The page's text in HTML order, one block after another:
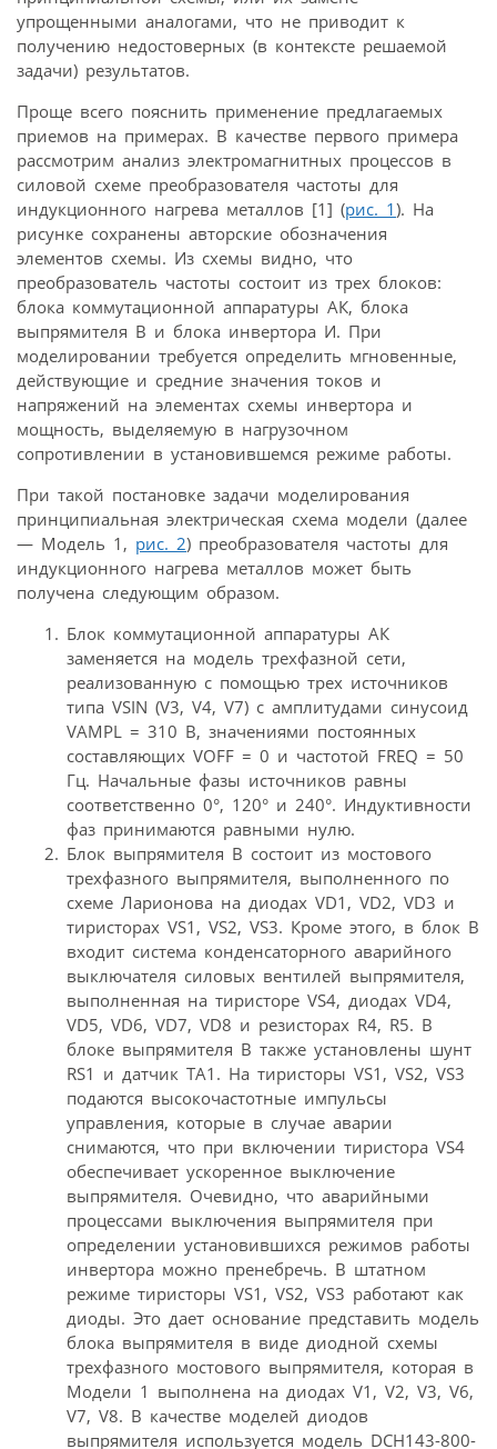
упрощенными аналогами, что не приводит к
получению недостоверных (в контексте решаемой
задачи) результатов.
Проще всего пояснить применение предлагаемых
приемов на примерах. В качестве первого примера
рассмотрим анализ электромагнитных процессов в
силовой схеме преобразователя частоты для
индукционного нагрева металлов [1] (рис. 1). На
рисунке сохранены авторские обозначения
элементов схемы. Из схемы видно, что
преобразователь частоты состоит из трех блоков:
блока коммутационной аппаратуры АК, блока
выпрямителя В и блока инвертора И. При
моделировании требуется определить мгновенные,
действующие и средние значения токов и
напряжений на элементах схемы инвертора и
мощность, выделяемую в нагрузочном
сопротивлении в установившемся режиме работы.
При такой постановке задачи моделирования
принципиальная электрическая схема модели (далее
— Модель 1, рис. 2) преобразователя частоты для
индукционного нагрева металлов может быть
получена следующим образом.
Блок коммутационной аппаратуры АК
заменяется на модель трехфазной сети,
реализованную с помощью трех источников
типа VSIN (V3, V4, V7) с амплитудами синусоид
VAMPL = 310 В, значениями постоянных
составляющих VOFF = 0 и частотой FREQ = 50
Гц. Начальные фазы источников равны
соответственно 0°, 120° и 240°. Индуктивности
фаз принимаются равными нулю.
Блок выпрямителя В состоит из мостового
трехфазного выпрямителя, выполненного по
схеме Ларионова на диодах VD1, VD2, VD3 и
тиристорах VS1, VS2, VS3. Кроме этого, в блок В
входит система конденсаторного аварийного
выключателя силовых вентилей выпрямителя,
выполненная на тиристоре VS4, диодах VD4,
VD5, VD6, VD7, VD8 и резисторах R4, R5. В
блоке выпрямителя В также установлены шунт
RS1 и датчик ТА1. На тиристоры VS1, VS2, VS3
подаются высокочастотные импульсы
управления, которые в случае аварии
снимаются, что при включении тиристора VS4
обеспечивает ускоренное выключение
выпрямителя. Очевидно, что аварийными
процессами выключения выпрямителя при
определении установившихся режимов работы
инвертора можно пренебречь. В штатном
режиме тиристоры VS1, VS2, VS3 работают как
диоды. Это дает основание представить модель
блока выпрямителя в виде диодной схемы
трехфазного мостового выпрямителя, которая в
Модели 1 выполнена на диодах V1, V2, V3, V6,
V7, V8. В качестве моделей диодов
выпрямителя используется модель DCH143-800-